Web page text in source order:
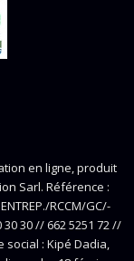
en ligne, produit
Sarl. Référence :
RCCM/GC/-
30 30 // 662 5251 72 //
social : Kipé Dadia,